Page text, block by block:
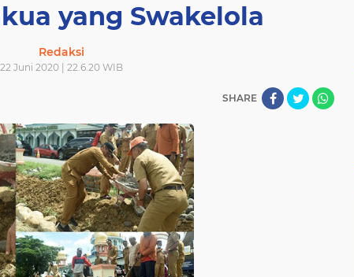
yang Swakelola
Redaksi
22 Juni 2020 | 22.6.20 WIB
SHARE